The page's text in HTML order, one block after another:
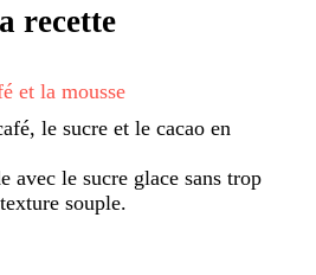
recette
et la mousse
le sucre et le cacao en
avec le sucre glace sans trop
souple.